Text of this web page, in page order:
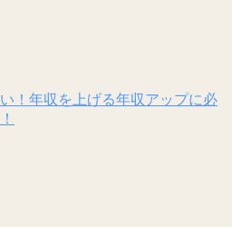
！年収を上げる年収アップに必